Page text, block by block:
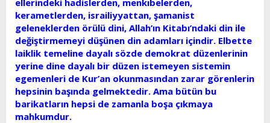
kerametlerden, israiliyyattan, şamanist
geleneklerden örülü dini, Allah’ın Kitabı’ndaki din ile
değiştirmemeyi düşünen din adamları içindir. Elbette
laiklik temeline dayalı sözde demokrat düzenlerinin
yerine dine dayalı bir düzen istemeyen sistemin
egemenleri de Kur’an okunmasından zarar görenlerin
hepsinin başında gelmektedir. Ama bütün bu
barikatların hepsi de zamanla boşa çıkmaya
mahkumdur.